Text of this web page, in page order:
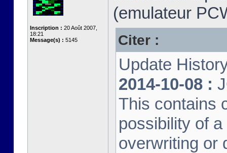
Inscription : 20 Août 2007,
18:21
Message(s) : 5145
(emulateur
Citer :
Update
2014-10-08 :
This contains
possibility of
overwriting or